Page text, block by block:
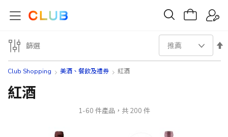
Club Shopping 美酒、餐飲及禮券​ 紅酒
紅酒
1-60 件產品，共 200 件
設
篩選